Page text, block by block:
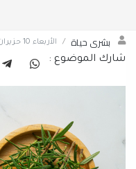
بشرى حياة / الأربعاء 10 حزيران 2026
شارك الموضوع :